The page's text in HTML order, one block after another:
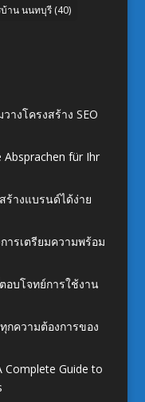
บ้าน นนทบุรี(40)
างโครงสร้าง SEO
Absprachen für Ihr
ร้างแบรนด์ได้ง่าย
ารเตรียมความพร้อม
อบโจทย์การใช้งาน
ความต้องการของ
Complete Guide to